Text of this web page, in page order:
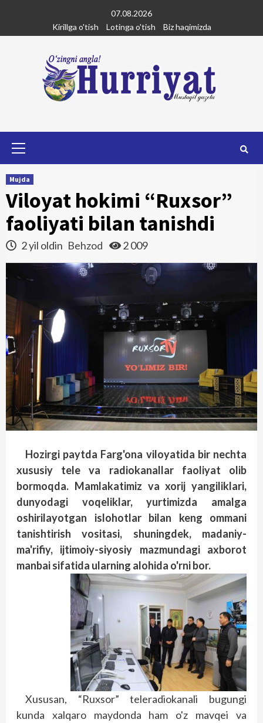
content
07.08.2026
Kirillga o'tish
Lotinga o'tish Biz haqimizda
Mujda
Viloyat hokimi “Ruxsor”
faoliyati bilan tanishdi
2 yil oldin Behzod 2 009
Hozirgi paytda Farg'ona viloyatida bir nechta
xususiy tele va radiokanallar faoliyat olib
bormoqda. Mamlakatimiz va xorij yangiliklari,
dunyodagi voqeliklar, yurtimizda amalga
oshirilayotgan islohotlar bilan keng ommani
tanishtirish vositasi, shuningdek, madaniy-
ma'rifiy, ijtimoiy-siyosiy mazmundagi axborot
manbai sifatida ularning alohida o'rni bor.
Xususan, “Ruxsor” teleradiokanali bugungi
kunda xalqaro maydonda ham o'z mavqei va